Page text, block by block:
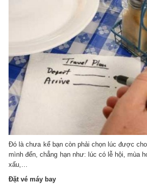
Đó là chưa kể bạn còn phải chọn lúc được
mình đến, chẳng hạn như: lúc có lễ hội, mùa
xấu,…
Đặt vé máy bay